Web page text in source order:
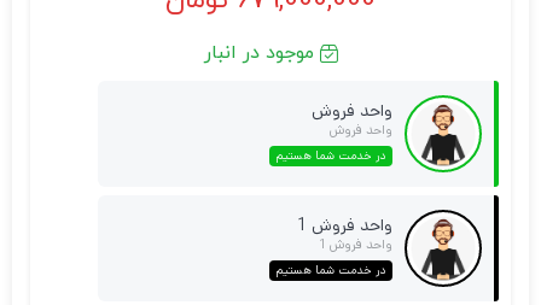
موجود در انبار
واحد فروش
واحد فروش
در خدمت شما هستیم
واحد فروش 1
واحد فروش 1
در خدمت شما هستیم